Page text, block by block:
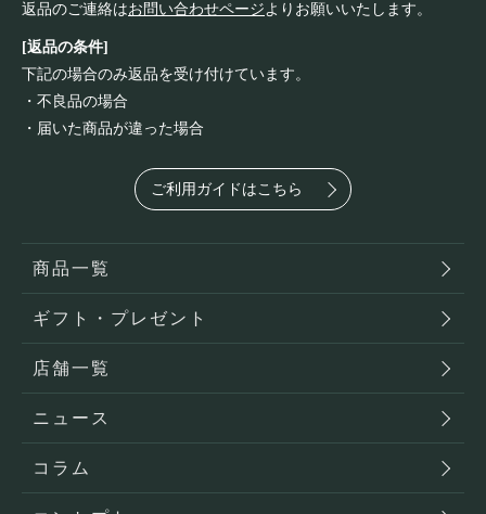
返品のご連絡はお問い合わせページよりお願いいたします。
[返品の条件]
下記の場合のみ返品を受け付けています。
・不良品の場合
・届いた商品が違った場合
ご利用ガイドはこちら
商品一覧
ギフト・プレゼント
店舗一覧
ニュース
コラム